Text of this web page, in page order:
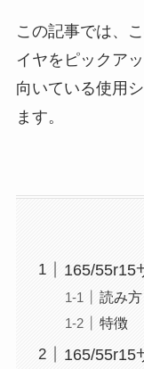
この記事では、
イヤをピックア
向いている使用
ます。
165/55r15
読み方
特徴
165/55r15